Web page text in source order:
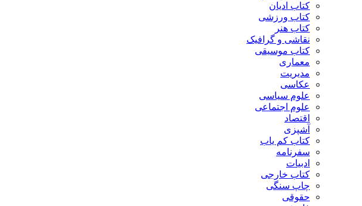
کتاب ادیان
کتاب ورزشی
کتاب هنر
نقاشی و گرافیک
کتاب موسیقی
معماری
مدیریت
عکاسی
علوم سیاسی
علوم اجتماعی
اقتصاد
آشپزی
کتاب کم یاب
سفرنامه
ادبیات
کتاب خارجی
چاپ سنگی
حقوقی